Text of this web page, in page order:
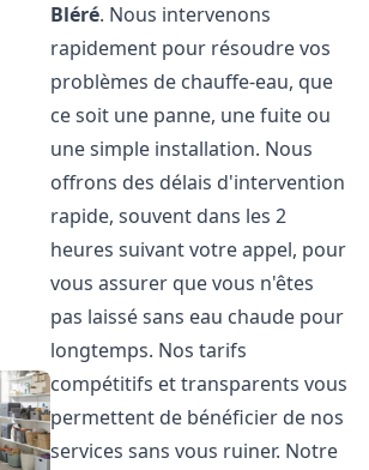
Bléré. Nous intervenons
rapidement pour résoudre vos
problèmes de chauffe-eau, que
ce soit une panne, une fuite ou
une simple installation. Nous
offrons des délais d'intervention
rapide, souvent dans les 2
heures suivant votre appel, pour
vous assurer que vous n'êtes
pas laissé sans eau chaude pour
longtemps. Nos tarifs
compétitifs et transparents vous
permettent de bénéficier de nos
services sans vous ruiner. Notre